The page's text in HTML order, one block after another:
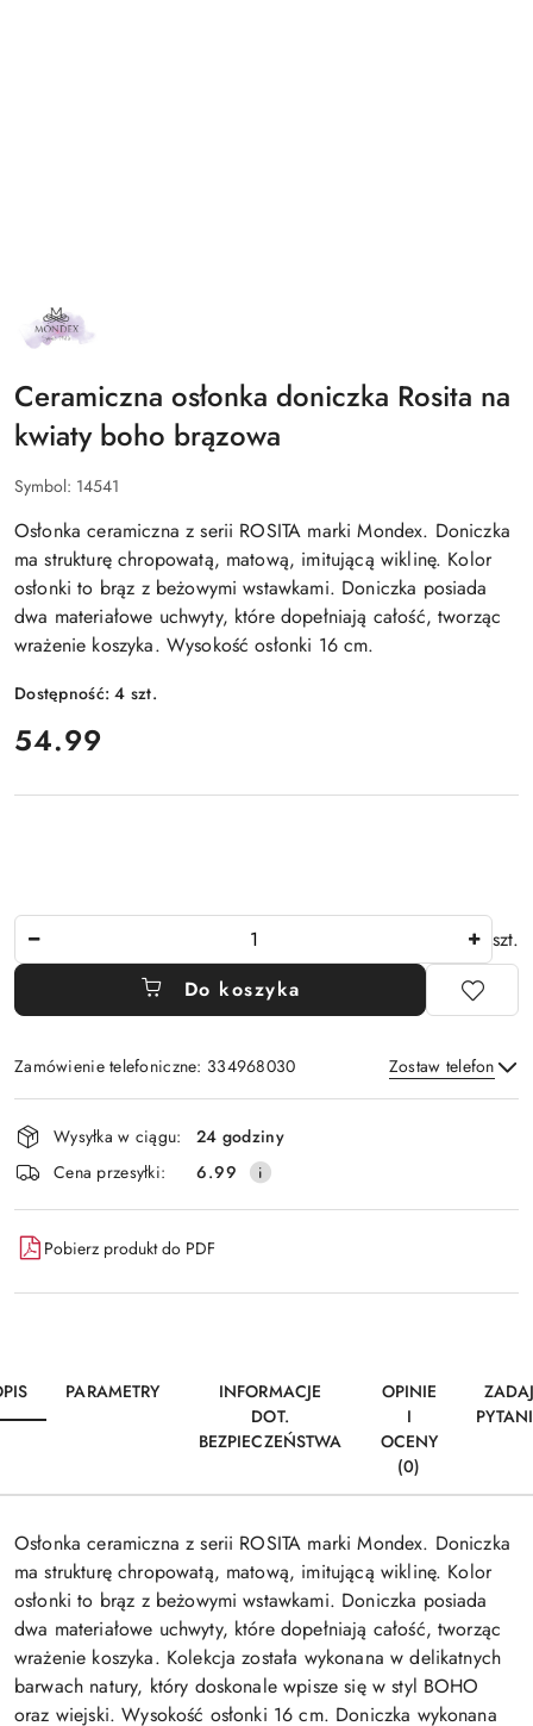
NAZWA
PRODUCENTA:
MONDEX
Ceramiczna osłonka doniczka Rosita na
kwiaty boho brązowa
Symbol: 14541
Osłonka ceramiczna z serii ROSITA marki Mondex. Doniczka
ma strukturę chropowatą, matową, imitującą wiklinę. Kolor
osłonki to brąz z beżowymi wstawkami. Doniczka posiada
dwa materiałowe uchwyty, które dopełniają całość, tworząc
wrażenie koszyka. Wysokość osłonki 16 cm.
Dostępność:4 szt.
cena:
54.99
szt.
Do koszyka
Zamówienie telefoniczne: 334968030 Zostaw telefon
Wyślij
Dostępność
i
dostawa
Wysyłka w ciągu:
24 godziny
Cena przesyłki:
6.99
Pobierz produkt do PDF
PARAMETRY
INFORMACJE
DOT.
BEZPIECZEŃSTWA
OPINIE
I
OCENY
(0)
Osłonka ceramiczna z serii ROSITA marki Mondex. Doniczka
ma strukturę chropowatą, matową, imitującą wiklinę. Kolor
osłonki to brąz z beżowymi wstawkami. Doniczka posiada
dwa materiałowe uchwyty, które dopełniają całość, tworząc
wrażenie koszyka. Kolekcja została wykonana w delikatnych
barwach natury, który doskonale wpisze się w styl BOHO
oraz wiejski. Wysokość osłonki 16 cm. Doniczka wykonana